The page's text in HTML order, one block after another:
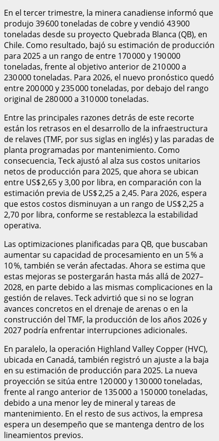
En el tercer trimestre, la minera canadiense informó que
produjo 39 600 toneladas de cobre y vendió 43 900
toneladas desde su proyecto Quebrada Blanca (QB), en
Chile. Como resultado, bajó su estimación de producción
para 2025 a un rango de entre 170 000 y 190 000
toneladas, frente al objetivo anterior de 210 000 a
230 000 toneladas. Para 2026, el nuevo pronóstico quedó
entre 200 000 y 235 000 toneladas, por debajo del rango
original de 280 000 a 310 000 toneladas.
Entre las principales razones detrás de este recorte
están los retrasos en el desarrollo de la infraestructura
de relaves (TMF, por sus siglas en inglés) y las paradas de
planta programadas por mantenimiento. Como
consecuencia, Teck ajustó al alza sus costos unitarios
netos de producción para 2025, que ahora se ubican
entre US$ 2,65 y 3,00 por libra, en comparación con la
estimación previa de US$ 2,25 a 2,45. Para 2026, espera
que estos costos disminuyan a un rango de US$ 2,25 a
2,70 por libra, conforme se restablezca la estabilidad
operativa.
Las optimizaciones planificadas para QB, que buscaban
aumentar su capacidad de procesamiento en un 5 % a
10 %, también se verán afectadas. Ahora se estima que
estas mejoras se postergarán hasta más allá de 2027–
2028, en parte debido a las mismas complicaciones en la
gestión de relaves. Teck advirtió que si no se logran
avances concretos en el drenaje de arenas o en la
construcción del TMF, la producción de los años 2026 y
2027 podría enfrentar interrupciones adicionales.
En paralelo, la operación Highland Valley Copper (HVC),
ubicada en Canadá, también registró un ajuste a la baja
en su estimación de producción para 2025. La nueva
proyección se sitúa entre 120 000 y 130 000 toneladas,
frente al rango anterior de 135 000 a 150 000 toneladas,
debido a una menor ley de mineral y tareas de
mantenimiento. En el resto de sus activos, la empresa
espera un desempeño que se mantenga dentro de los
lineamientos previos.